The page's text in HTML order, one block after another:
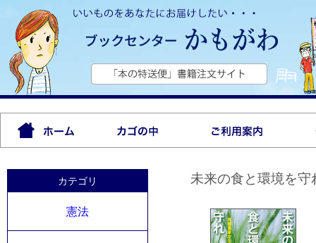
カテゴリ
憲法
未来の食と環境を守